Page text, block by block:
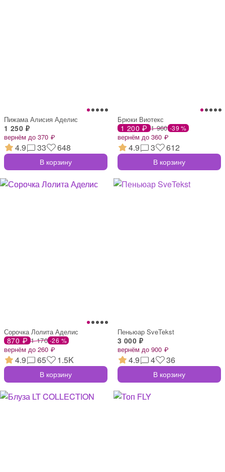
Пижама Алисия Аделис
1 250 ₽
вернём до 370 ₽
4.9 33 648
В корзину
Брюки Виотекс
1 200 ₽ 1 960 -39 %
вернём до 360 ₽
4.9 3 612
В корзину
Сорочка Лолита Аделис
870 ₽ 1 170 -26 %
вернём до 260 ₽
4.9 65 1.5K
В корзину
Пеньюар SveTekst
3 000 ₽
вернём до 900 ₽
4.9 4 36
В корзину